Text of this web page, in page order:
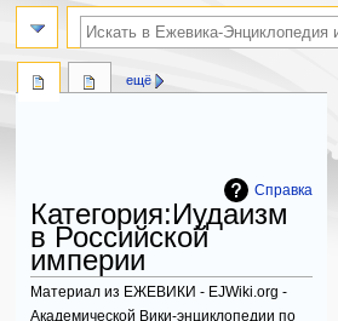
Справка
Категория:Иудаизм
в Российской
империи
Материал из ЕЖЕВИКИ - EJWiki.org -
Академической Вики-энциклопедии по
ещё
поиск по словам